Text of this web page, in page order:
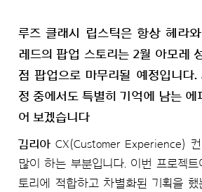
루즈 클래시 립스틱은 항상 헤라
레드의 팝업 스토리는 2월 아모레
점 팝업으로 마무리될 예정입니다
정 중에서도 특별히 기억에 남는 에
어 보겠습니다
김리아 CX(Customer Experience)
많이 하는 부분입니다. 이번 프로젝
토리에 적합하고 차별화된 기획을